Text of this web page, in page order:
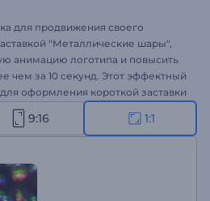
для продвижения своего
"Металлические шары",
анимацию логотипа и повысить
чем за 10 секунд. Этот эффектный
оформления короткой заставки
рекламы для ТВ, презентаций
свой файл, введите текст, и ваш
готов у вас на глазах. Такое
чтобы удивить всех своим
решением. Создайте свою
9:16 1:1